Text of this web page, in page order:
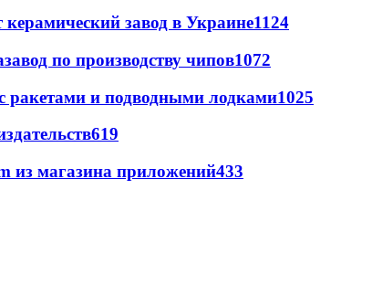
завод в Украине1124
по производству чипов1072
ракетами и подводными лодками1025
619
из магазина приложений433